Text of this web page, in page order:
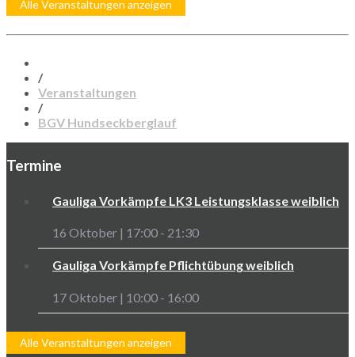
Alle Veranstaltungen anzeigen
/
Veranstaltungen
/
BGV Hundseckberglauf
Termine
Gauliga Vorkämpfe LK3 Leistungsklasse weiblich
16 Oktober | 17:00 - 21:30
Gauliga Vorkämpfe Pflichtübung weiblich
17 Oktober | 10:00 - 16:00
Alle Veranstaltungen anzeigen